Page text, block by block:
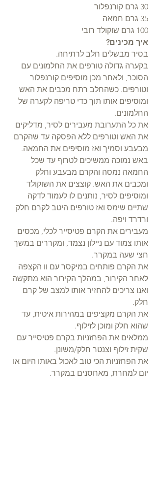
30 גרם קורנפלור
35 גרם חמאה
100 גרם שוקולד רובי
איך מכינים?
בסיר מבשלים חלב לרתיחה.
בקערה גדולה טורפים את החלמונים עם
הסוכר, ולאחר מכן מוסיפים קורנפלור
וטורפים. כשהחלב רתח מכבים את האש
ומוסיפים אותו תוך כדי טריפה לקערה של
החלמונים.
את כל התערובת מעבירים לסיר, מדליקים
את האש וטורפים ללא הפסקה עד שהקרם
מבעבע וסמיך ואז מוסיפים את החמאה.
באש נמוכה ממשיכים לטרוף עד שכל
החמאה נמסה והקרם מבעבע וחלק
ומכבים את האש. קוצצים את השוקולד
ומוסיפים לסיר, נותנים לו לעמוד לדקה
שתיים שימס ואז טורפים היטב לקרם חלק
ורדרד ויפה.
מעבירים את הקרם פטיסייר לכלי, מכסים
אותו צמוד עם ניילון נצמד, ומקררים במשך
חצי שעה במקרר.
את הקרם פותחים במיקסר עם וו הקצפה
לאחר הקירור, במהלך הקירור הוא מתקשה
ואנו צריכים להחזיר אותו למצב של קרם
חלק.
את הקרם מקציפים במהירות איטית, עד
שהוא חלק ומוכן לזילוף.
ממלאים את הפחזניות בקרם פטיסייר עם
שקית זילוף וצנטר חלק/משונן.
את הפחזניות הכי טוב לאכול באותו היום או
יום למחרת, מאחסנים במקרר.